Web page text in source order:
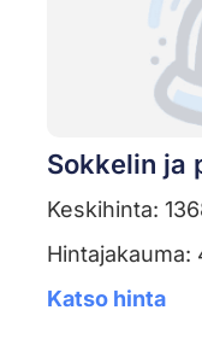
Sokkelin ja
Keskihinta:
Hintajakauma:
Katso hinta